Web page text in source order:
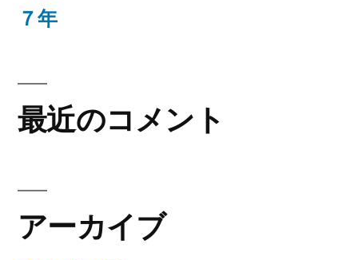
７年
最近のコメント
アーカイブ